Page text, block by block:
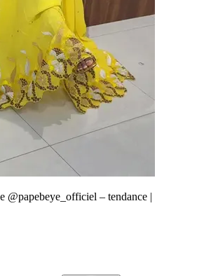
@papebeye_officiel – tendance |